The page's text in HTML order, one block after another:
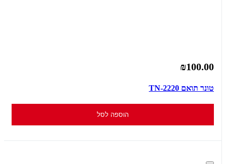
₪100.00
טונר תואם TN-2220
הוספה לסל